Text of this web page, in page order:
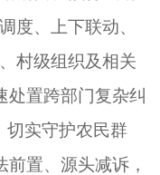
度、上下联动、
村级组织及相关
处置跨部门复杂纠
切实守护农民群
置、源头减诉，